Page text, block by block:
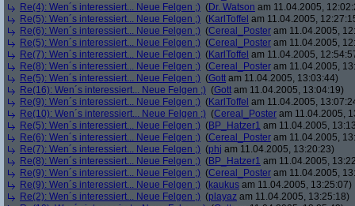
Re(4): Wen´s interessiert... Neue Felgen ;) (Dr. Watson am 11.04.2005,
Re(5): Wen´s interessiert... Neue Felgen ;) (KarlToffel am 11.04.2005,
Re(6): Wen´s interessiert... Neue Felgen ;) (Cereal_Poster am 11.04.2005,
Re(5): Wen´s interessiert... Neue Felgen ;) (Cereal_Poster am 11.04.2005,
Re(7): Wen´s interessiert... Neue Felgen ;) (KarlToffel am 11.04.2005,
Re(8): Wen´s interessiert... Neue Felgen ;) (Cereal_Poster am 11.04.2005,
Re(5): Wen´s interessiert... Neue Felgen ;) (Gott am 11.04.2005, 13:03:44)
Re(16): Wen´s interessiert... Neue Felgen ;) (Gott am 11.04.2005, 13:04:19)
Re(9): Wen´s interessiert... Neue Felgen ;) (KarlToffel am 11.04.2005,
Re(10): Wen´s interessiert... Neue Felgen ;) (Cereal_Poster am 11.04.2005,
Re(5): Wen´s interessiert... Neue Felgen ;) (BP_Hatzer1 am 11.04.2005,
Re(6): Wen´s interessiert... Neue Felgen ;) (Cereal_Poster am 11.04.2005,
Re(7): Wen´s interessiert... Neue Felgen ;) (phj am 11.04.2005, 13:20:23)
Re(8): Wen´s interessiert... Neue Felgen ;) (BP_Hatzer1 am 11.04.2005,
Re(9): Wen´s interessiert... Neue Felgen ;) (Cereal_Poster am 11.04.2005,
Re(9): Wen´s interessiert... Neue Felgen ;) (kaukus am 11.04.2005, 13:25:07)
Re(2): Wen´s interessiert... Neue Felgen ;) (playaz am 11.04.2005, 13:25:18)